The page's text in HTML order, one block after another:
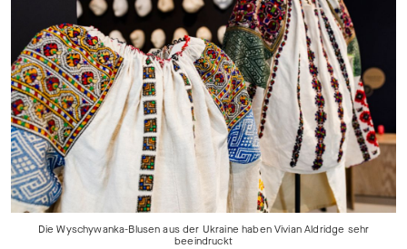
Die Wyschywanka-Blusen aus der Ukraine haben Vivian Aldridge sehr
beeindruckt